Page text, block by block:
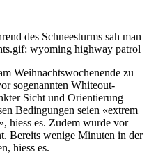
des Schneesturms sah man
gif: wyoming highway patrol
Weihnachtswochenende zu
sogenannten Whiteout-
Sicht und Orientierung
Bedingungen seien «extrem
hiess es. Zudem wurde vor
Bereits wenige Minuten in der
hiess es.